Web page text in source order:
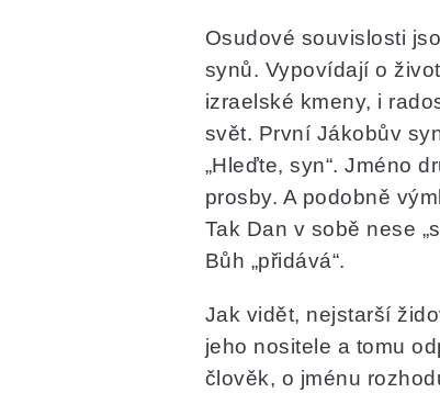
Osudové souvislosti
synů. Vypovídají o
izraelské kmeny, i
svět. První Jákobův
„Hleďte, syn“. Jméno
prosby. A podobně
Tak Dan v sobě nese
Bůh „přidává“.
Jak vidět, nejstarší
jeho nositele a tomu
člověk, o jménu